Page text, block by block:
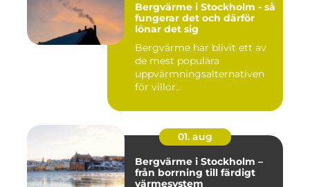
Bergvärme i Stockholm - så
fungerar det och därför
lönar det sig
Bergvärme har blivit ett av
de mest populära
uppvärmningsalternativen
för villor...
01. aug
Bergvärme i Stockholm –
från borrning till färdigt
värmesystem